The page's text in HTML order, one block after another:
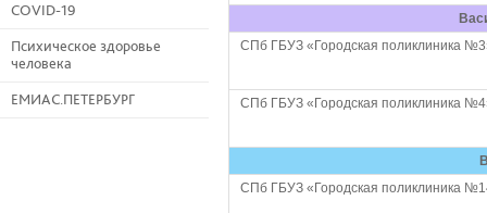
COVID-19
Психическое здоровье
человека
ЕМИАС.ПЕТЕРБУРГ
СПб ГБУЗ «Городская поликлиника
СПб ГБУЗ «Городская поликлиника
СПб ГБУЗ «Городская поликлиника